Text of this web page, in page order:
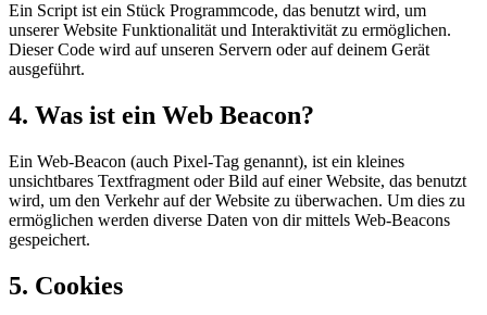
Ein Script ist ein Stück Programmcode, das benutzt wird, um
unserer Website Funktionalität und Interaktivität zu ermöglichen.
Dieser Code wird auf unseren Servern oder auf deinem Gerät
ausgeführt.
4. Was ist ein Web Beacon?
Ein Web-Beacon (auch Pixel-Tag genannt), ist ein kleines
unsichtbares Textfragment oder Bild auf einer Website, das benutzt
wird, um den Verkehr auf der Website zu überwachen. Um dies zu
ermöglichen werden diverse Daten von dir mittels Web-Beacons
gespeichert.
5. Cookies